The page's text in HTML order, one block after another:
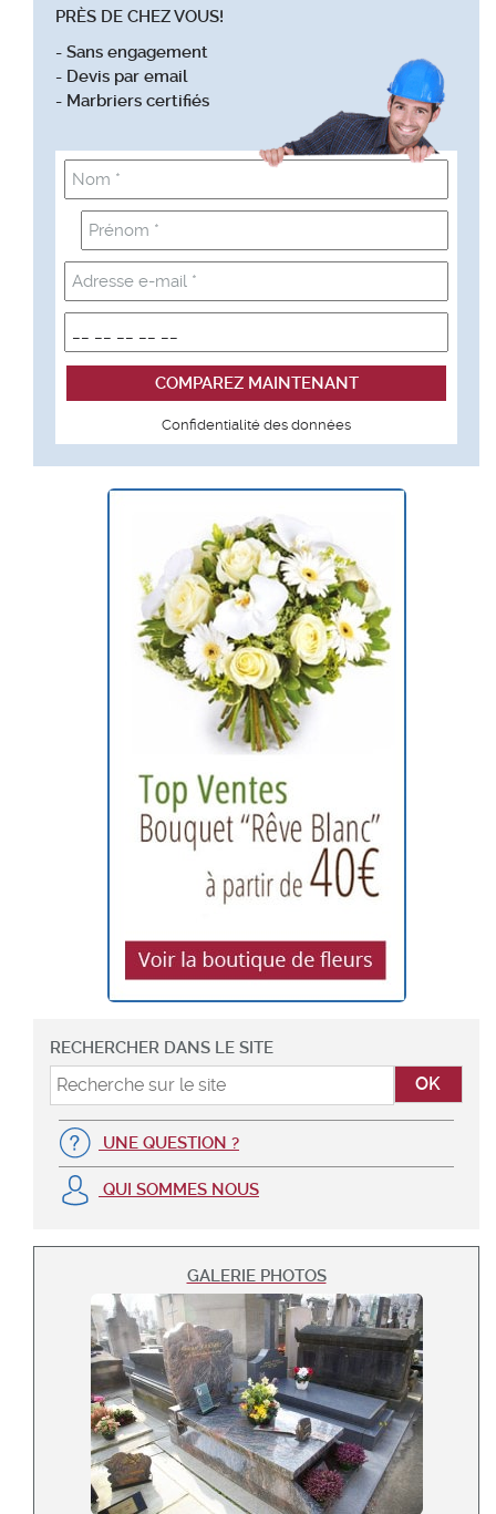
PRÈS DE CHEZ VOUS!
- Sans engagement
- Devis par email
- Marbriers certifiés
Confidentialité des données
RECHERCHER DANS LE SITE
UNE QUESTION ?
QUI SOMMES NOUS
GALERIE PHOTOS